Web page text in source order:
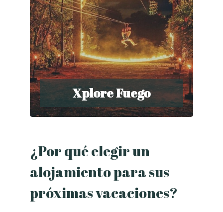
Xplore Fuego
¿Por qué elegir un
alojamiento para sus
próximas vacaciones?